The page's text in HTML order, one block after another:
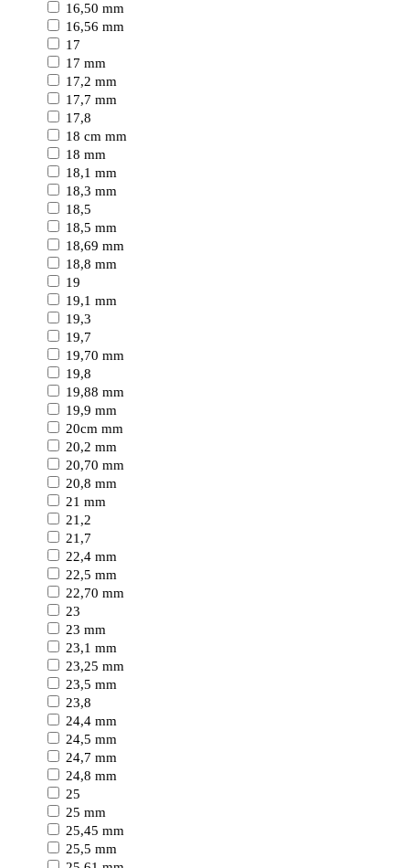
16,50 mm
16,56 mm
17
17 mm
17,2 mm
17,7 mm
17,8
18 cm mm
18 mm
18,1 mm
18,3 mm
18,5
18,5 mm
18,69 mm
18,8 mm
19
19,1 mm
19,3
19,7
19,70 mm
19,8
19,88 mm
19,9 mm
20cm mm
20,2 mm
20,70 mm
20,8 mm
21 mm
21,2
21,7
22,4 mm
22,5 mm
22,70 mm
23
23 mm
23,1 mm
23,25 mm
23,5 mm
23,8
24,4 mm
24,5 mm
24,7 mm
24,8 mm
25
25 mm
25,45 mm
25,5 mm